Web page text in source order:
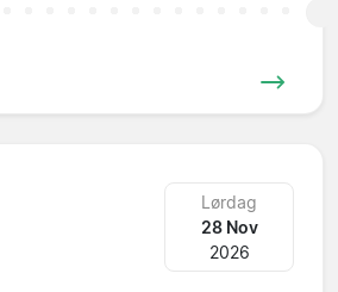
Lørdag
28 Nov
2026